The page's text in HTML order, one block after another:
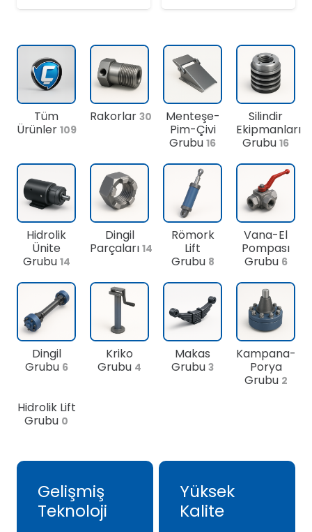
Tüm
Ürünler 109
Rakorlar 30
Menteşe-
Pim-Çivi
Grubu 16
Silindir
Ekipmanları
Grubu 16
Hidrolik
Ünite
Grubu 14
Dingil
Parçaları 14
Römork
Lift
Grubu 8
Vana-El
Pompası
Grubu 6
Dingil
Grubu 6
Kriko
Grubu 4
Makas
Grubu 3
Kampana-
Porya
Grubu 2
Hidrolik Lift
Grubu 0
Gelişmiş
Teknoloji
Yüksek
Kalite